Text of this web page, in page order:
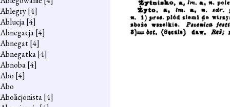
Ablegry[4]
Ablucja[4]
Abnegacja[4]
Abnegat[4]
Abnegatka[4]
Abnoba[4]
Abo [4]
Abo
Abolicjonista[4]